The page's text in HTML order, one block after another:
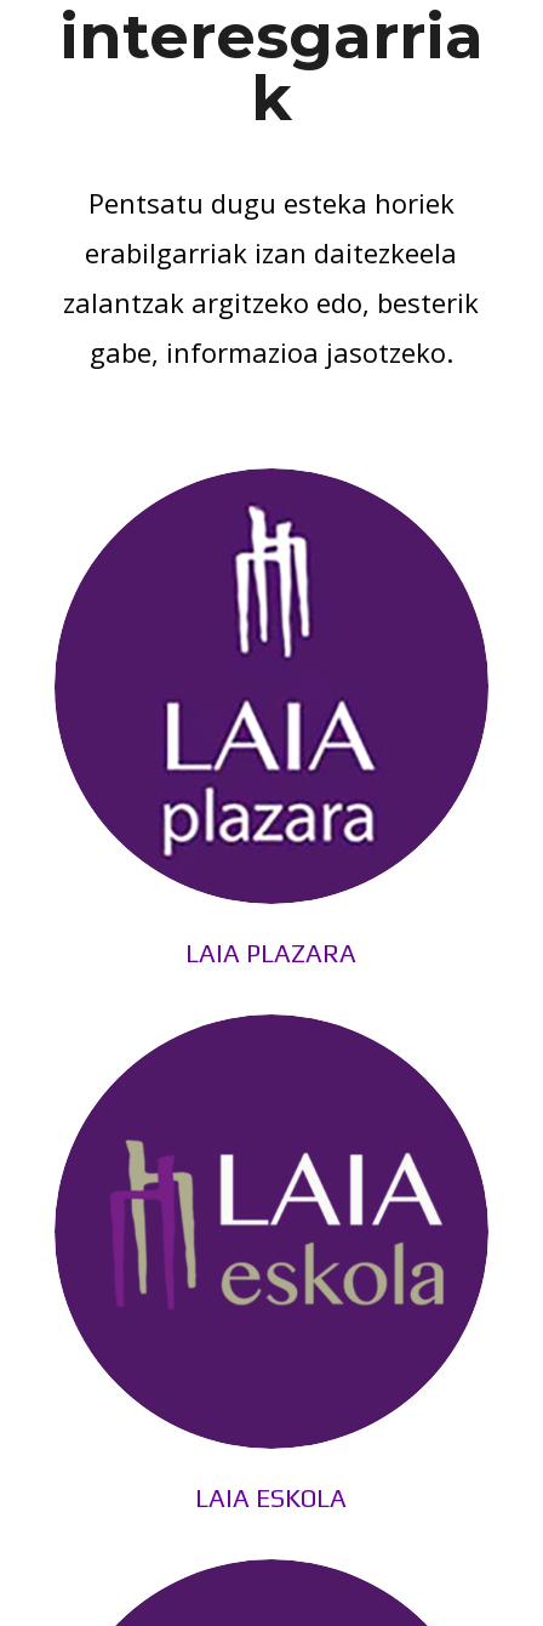
interesgarria
k
Pentsatu dugu esteka horiek
erabilgarriak izan daitezkeela
zalantzak argitzeko edo, besterik
gabe, informazioa jasotzeko.
LAIA PLAZARA
LAIA ESKOLA